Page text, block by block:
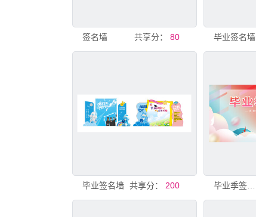
签名墙 共享分：80 毕业签名墙
毕业签名墙 共享分： 200